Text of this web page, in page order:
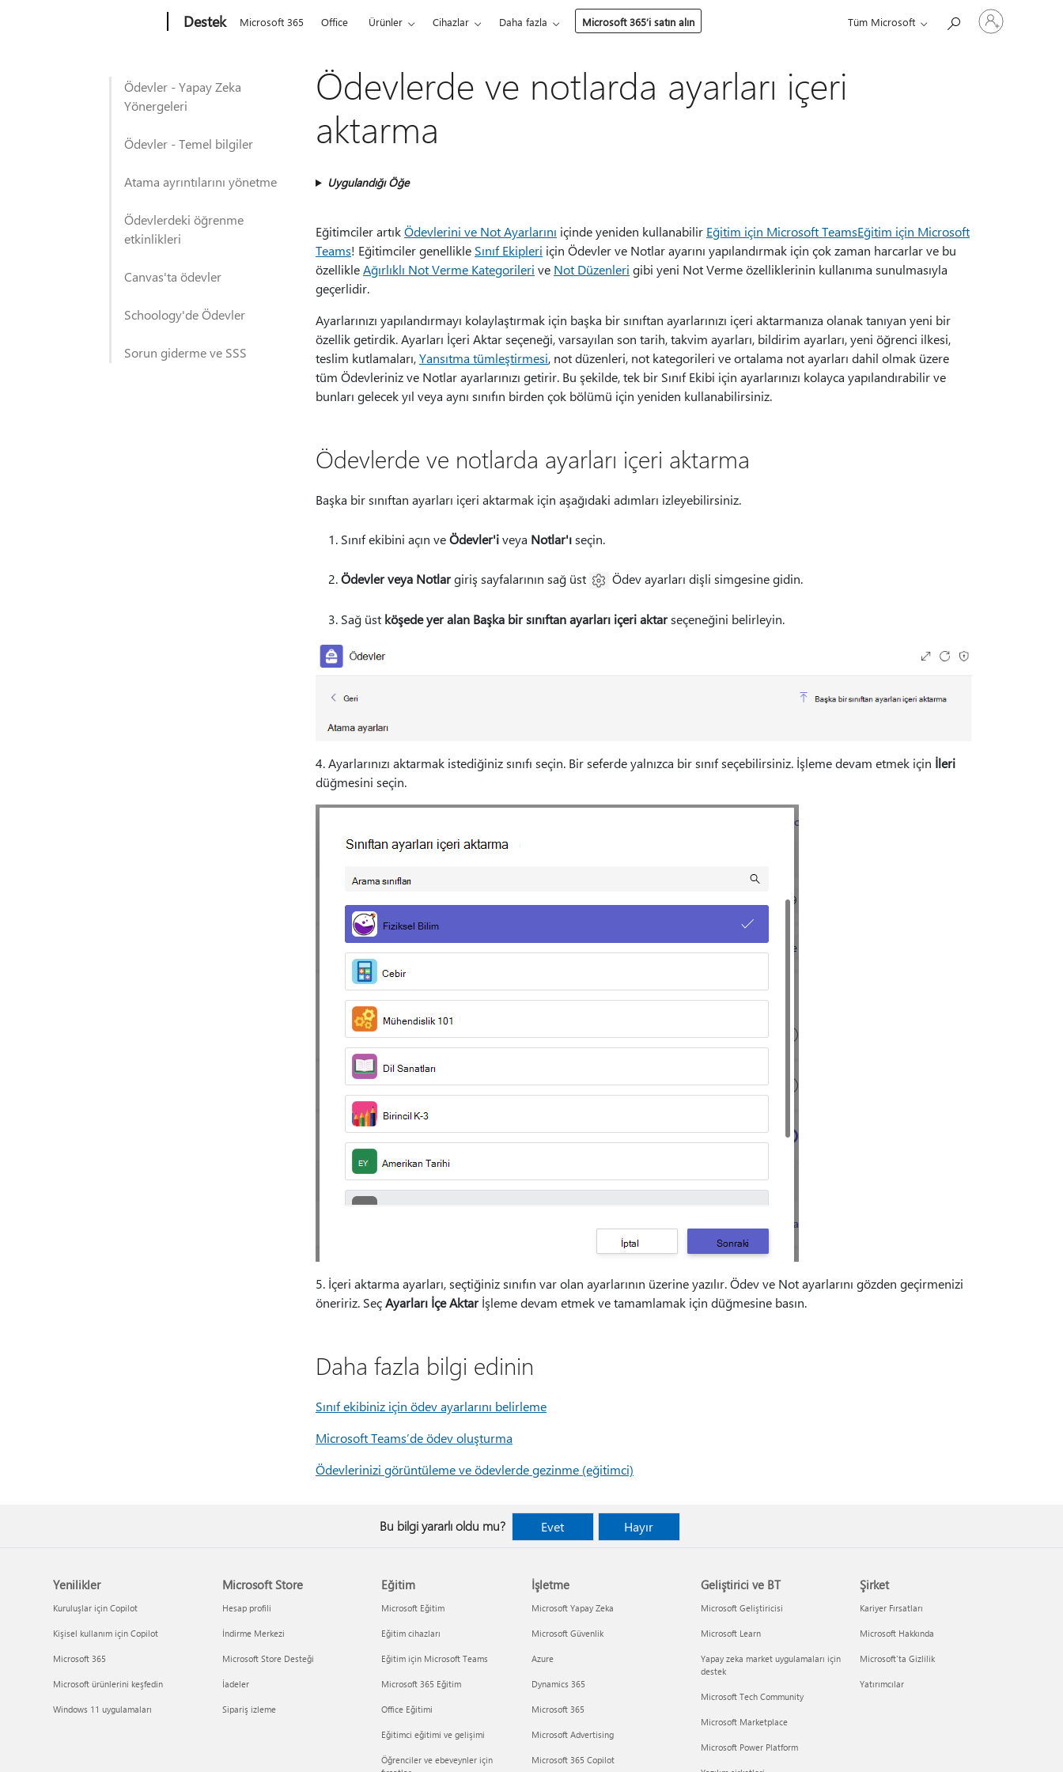
Destek Microsoft 365 Office Ürünler Cihazlar Daha fazla Microsoft 365’i satın alın Tüm Microsoft
Hesabınızda
oturum
açın
Ödevler - Yapay Zeka
Yönergeleri
Ödevler - Temel bilgiler
Atama ayrıntılarını yönetme
Ödevlerdeki öğrenme
etkinlikleri
Canvas'ta ödevler
Schoology'de Ödevler
Sorun giderme ve SSS
Ödevlerde ve notlarda ayarları içeri
aktarma
Uygulandığı Öğe
Eğitimciler artıkÖdevlerini ve Not Ayarlarını içinde yeniden kullanabilir Eğitim için Microsoft TeamsEğitim için Microsoft
Teams! Eğitimciler genellikle Sınıf Ekipleri için Ödevler ve Notlar ayarını yapılandırmak için çok zaman harcarlar ve bu
özellikleAğırlıklı Not Verme Kategorileri ve Not Düzenleri gibi yeni Not Verme özelliklerinin kullanıma sunulmasıyla
geçerlidir.
Ayarlarınızı yapılandırmayı kolaylaştırmak için başka bir sınıftan ayarlarınızı içeri aktarmanıza olanak tanıyan yeni bir
özellik getirdik. Ayarları İçeri Aktar seçeneği, varsayılan son tarih, takvim ayarları, bildirim ayarları, yeni öğrenci ilkesi,
teslim kutlamaları,Yansıtma tümleştirmesi, not düzenleri, not kategorileri ve ortalama not ayarları dahil olmak üzere
tüm Ödevleriniz ve Notlar ayarlarınızı getirir. Bu şekilde, tek bir Sınıf Ekibi için ayarlarınızı kolayca yapılandırabilir ve
bunları gelecek yıl veya aynı sınıfın birden çok bölümü için yeniden kullanabilirsiniz.
Ödevlerde ve notlarda ayarları içeri aktarma
Başka bir sınıftan ayarları içeri aktarmak için aşağıdaki adımları izleyebilirsiniz.
Sınıf ekibini açın veÖdevler'iveya Notlar'ıseçin.
Ödevler veya Notlargiriş sayfalarının sağ üst Ödev ayarları dişli simgesine gidin.
Sağ üst köşede yer alan Başka bir sınıftan ayarları içeri aktarseçeneğini belirleyin.
4. Ayarlarınızı aktarmak istediğiniz sınıfı seçin. Bir seferde yalnızca bir sınıf seçebilirsiniz. İşleme devam etmek için İleri
düğmesini seçin.
5. İçeri aktarma ayarları, seçtiğiniz sınıfın var olan ayarlarının üzerine yazılır. Ödev ve Not ayarlarını gözden geçirmenizi
öneririz. SeçAyarları İçe Aktarİşleme devam etmek ve tamamlamak için düğmesine basın.
Daha fazla bilgi edinin
Sınıf ekibiniz için ödev ayarlarını belirleme
Microsoft Teams’de ödev oluşturma
Ödevlerinizi görüntüleme ve ödevlerde gezinme (eğitimci)
Bu bilgi yararlı oldu mu? Evet Hayır
Yenilikler
Kuruluşlar için Copilot
Kişisel kullanım için Copilot
Microsoft 365
Microsoft ürünlerini keşfedin
Windows 11 uygulamaları
Microsoft Store
Hesap profili
İndirme Merkezi
Microsoft Store Desteği
İadeler
Sipariş izleme
Eğitim
Microsoft Eğitim
Eğitim cihazları
Eğitim için Microsoft Teams
Microsoft 365 Eğitim
Office Eğitimi
Eğitimci eğitimi ve gelişimi
Öğrenciler ve ebeveynler için
İşletme
Microsoft Yapay Zeka
Microsoft Güvenlik
Azure
Dynamics 365
Microsoft 365
Microsoft Advertising
Microsoft 365 Copilot
Geliştirici ve BT
Microsoft Geliştiricisi
Microsoft Learn
Yapay zeka market uygulamaları için
destek
Microsoft Tech Community
Microsoft Marketplace
Microsoft Power Platform
Şirket
Kariyer Fırsatları
Microsoft Hakkında
Microsoft'ta Gizlilik
Yatırımcılar